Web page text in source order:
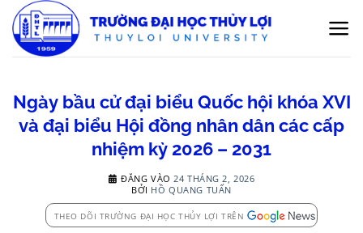
qua
nội
Ngày bầu cử đại biểu Quốc hội khóa XVI
và đại biểu Hội đồng nhân dân các cấp
nhiệm kỳ 2026 – 2031
ĐĂNG VÀO 24 THÁNG 2, 2026
BỞI HỒ QUANG TUẤN
THEO DÕI TRƯỜNG ĐẠI HỌC THỦY LỢI TRÊN